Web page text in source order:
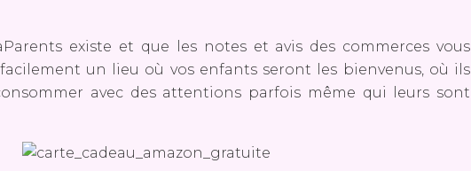
existe et que les notes et avis des commerces vous
un lieu où vos enfants seront les bienvenus, où ils
avec des attentions parfois même qui leurs sont